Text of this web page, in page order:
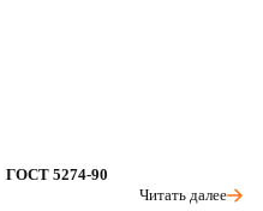
ГОСТ 5274-90
Читать далее